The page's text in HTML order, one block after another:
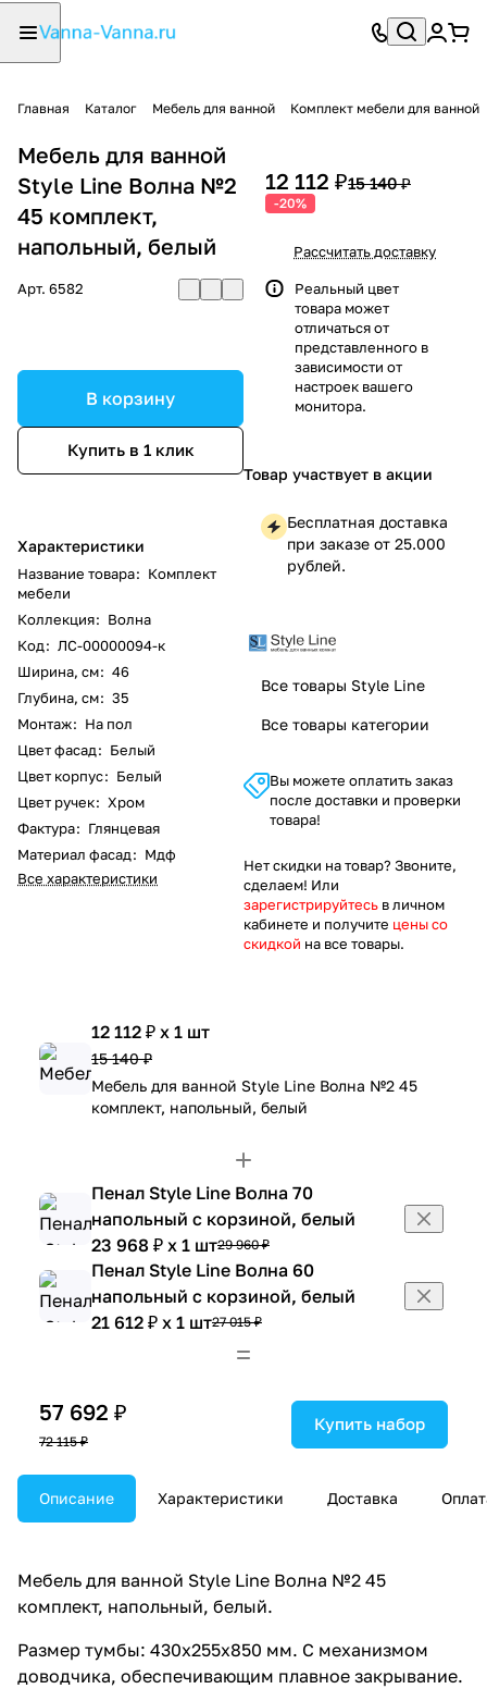
Главная Каталог Мебель для ванной Комплект мебели для ванной
Мебель для ванной
Style Line Волна №2
45 комплект,
напольный, белый
Арт. 6582
В корзину
Купить в 1 клик
Характеристики
Название товара: Комплект
мебели
Коллекция: Волна
Код: ЛС-00000094-к
Ширина, см: 46
Глубина, см: 35
Монтаж: На пол
Цвет фасад: Белый
Цвет корпус: Белый
Цвет ручек: Хром
Фактура: Глянцевая
Материал фасад: Мдф
Все характеристики
12 112 ₽15 140 ₽
-20%
Рассчитать доставку
Реальный цвет
товара может
отличаться от
представленного в
зависимости от
настроек вашего
монитора.
Товар участвует в акции
Бесплатная доставка
при заказе от 25.000
рублей.
Все товары Style Line
Все товары категории
Вы можете оплатить заказ
после доставки и проверки
товара!
Нет скидки на товар? Звоните,
сделаем! Или
зарегистрируйтесь в личном
кабинете и получите цены со
скидкой на все товары.
12 112 ₽ x 1 шт
15 140 ₽
Мебель для ванной Style Line Волна №2 45
комплект, напольный, белый
Пенал Style Line Волна 70
напольный с корзиной, белый
23 968 ₽ x 1 шт29 960 ₽
Пенал Style Line Волна 60
напольный с корзиной, белый
21 612 ₽ x 1 шт27 015 ₽
57 692 ₽
72 115 ₽
Купить набор
Описание Характеристики Доставка
Мебель для ванной Style Line Волна №2 45
комплект, напольный, белый.
Размер тумбы: 430x255x850 мм. С механизмом
доводчика, обеспечивающим плавное закрывание.